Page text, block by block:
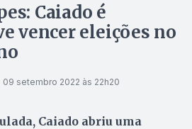
Caiado é
vencer eleições no
09 setembro 2022 às 22h20
Caiado abriu uma